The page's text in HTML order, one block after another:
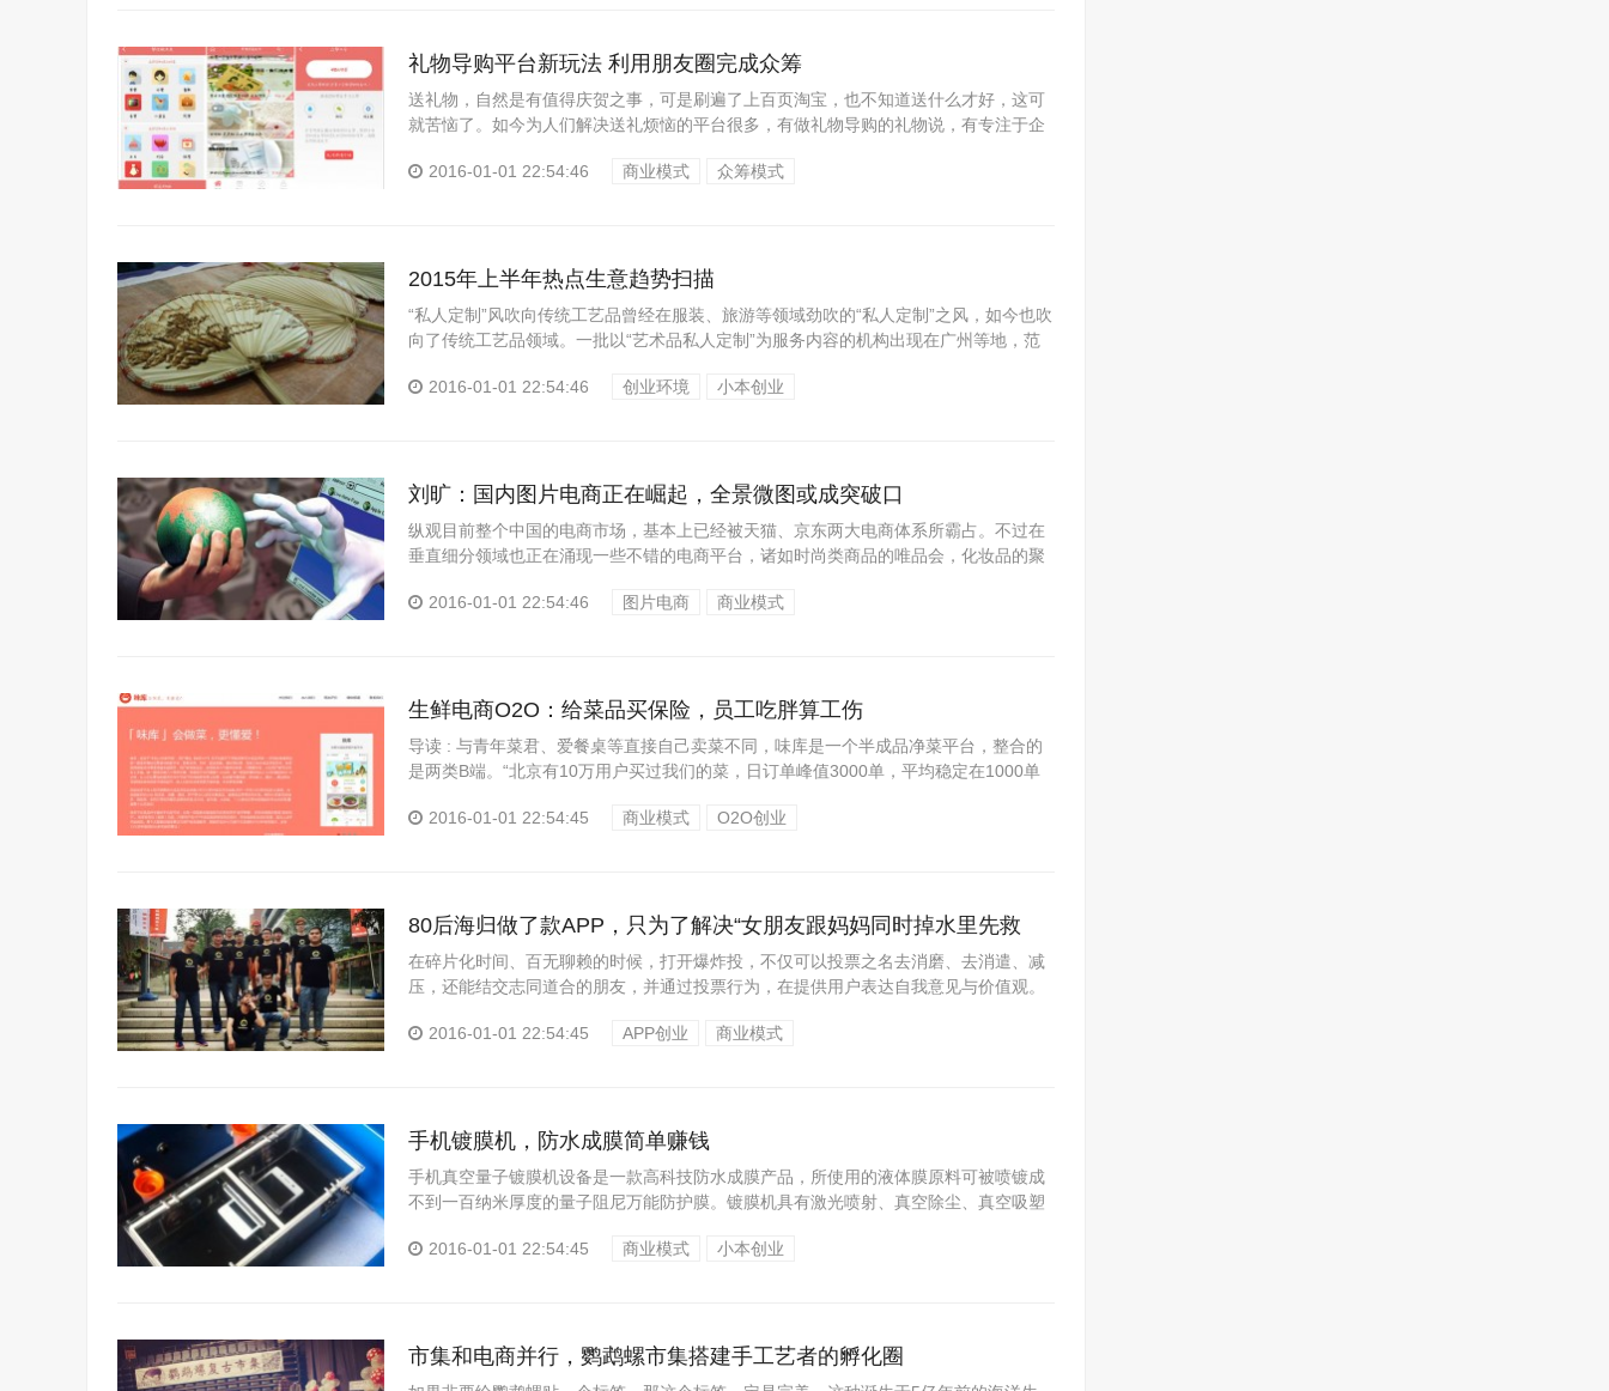
礼物导购平台新玩法 利用朋友圈完成众筹
送礼物，自然是有值得庆贺之事，可是刷遍了上百页淘宝，也不知道送什么才好，这可
就苦恼了。如今为人们解决送礼烦恼的平台很多，有做礼物导购的礼物说，有专注于企
2016-01-01 22:54:46
商业模式 众筹模式
2015年上半年热点生意趋势扫描
“私人定制”风吹向传统工艺品曾经在服装、旅游等领域劲吹的“私人定制”之风，如今也吹
向了传统工艺品领域。一批以“艺术品私人定制”为服务内容的机构出现在广州等地，范
2016-01-01 22:54:46
创业环境 小本创业
刘旷：国内图片电商正在崛起，全景微图或成突破口
纵观目前整个中国的电商市场，基本上已经被天猫、京东两大电商体系所霸占。不过在
垂直细分领域也正在涌现一些不错的电商平台，诸如时尚类商品的唯品会，化妆品的聚
2016-01-01 22:54:46
图片电商 商业模式
生鲜电商O2O：给菜品买保险，员工吃胖算工伤
导读 : 与青年菜君、爱餐桌等直接自己卖菜不同，味库是一个半成品净菜平台，整合的
是两类B端。“北京有10万用户买过我们的菜，日订单峰值3000单，平均稳定在1000单
2016-01-01 22:54:45
商业模式 O2O创业
80后海归做了款APP，只为了解决“女朋友跟妈妈同时掉水里先救
谁”这个问题
在碎片化时间、百无聊赖的时候，打开爆炸投，不仅可以投票之名去消磨、去消遣、减
压，还能结交志同道合的朋友，并通过投票行为，在提供用户表达自我意见与价值观。
2016-01-01 22:54:45
APP创业 商业模式
手机镀膜机，防水成膜简单赚钱
手机真空量子镀膜机设备是一款高科技防水成膜产品，所使用的液体膜原料可被喷镀成
不到一百纳米厚度的量子阻尼万能防护膜。镀膜机具有激光喷射、真空除尘、真空吸塑
2016-01-01 22:54:45
商业模式 小本创业
市集和电商并行，鹦鹉螺市集搭建手工艺者的孵化圈